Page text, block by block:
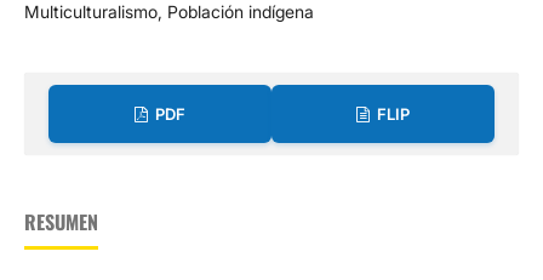
Multiculturalismo, Población indígena
PDF FLIP
RESUMEN